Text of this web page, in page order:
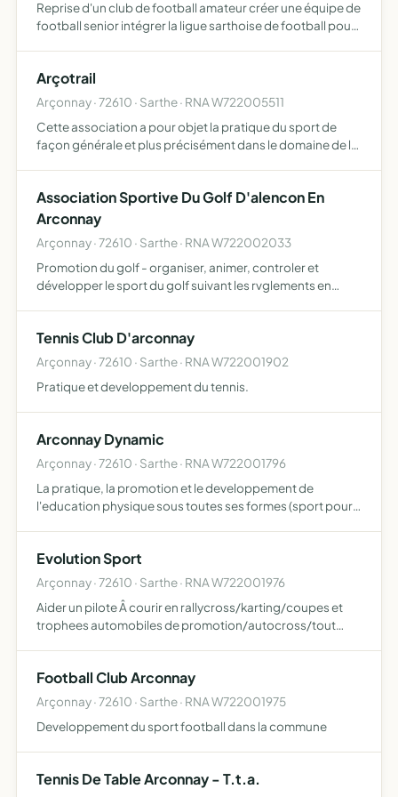
Reprise d'un club de football amateur créer une équipe de
football senior intégrer la ligue sarthoise de football pour
Arçotrail
Arçonnay · 72610 · Sarthe · RNA W722005511
Cette association a pour objet la pratique du sport de
façon générale et plus précisément dans le domaine de la
Association Sportive Du Golf D'alencon En
Arconnay
Arçonnay · 72610 · Sarthe · RNA W722002033
Promotion du golf - organiser, animer, controler et
développer le sport du golf suivant les rvglements en
Tennis Club D'arconnay
Arçonnay · 72610 · Sarthe · RNA W722001902
Pratique et developpement du tennis.
Arconnay Dynamic
Arçonnay · 72610 · Sarthe · RNA W722001796
La pratique, la promotion et le developpement de
l'education physique sous toutes ses formes (sport pour
Evolution Sport
Arçonnay · 72610 · Sarthe · RNA W722001976
Aider un pilote Â courir en rallycross/karting/coupes et
trophees automobiles de promotion/autocross/tout
Football Club Arconnay
Arçonnay · 72610 · Sarthe · RNA W722001975
Developpement du sport football dans la commune
Tennis De Table Arconnay - T.t.a.